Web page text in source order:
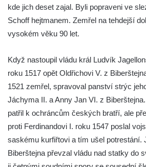
kde jich deset zajal. Byli popraveni ve
Schoff hejtmanem. Zemřel na tehdejší
vysokém věku 90 let.
Když nastoupil vládu král Ludvík
roku 1517 opět Oldřichovi V. z
1521 zemřel, spravoval panství strýc
Jáchyma II. a Anny Jan VI. z
patřil k ochráncům českých bratří, ale
proti Ferdinandovi I. roku 1547 poslal
saskému kurfiřtovi a tím ušel potrestání.
Biberštejna převzal vládu nad statky do